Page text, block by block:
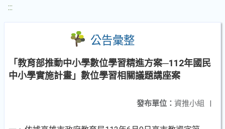
:::
公告彙整
「教育部推動中小學數位學習精進方案─112年國民
中小學實施計畫」數位學習相關議題講座案
發布單位： 資推小組 |